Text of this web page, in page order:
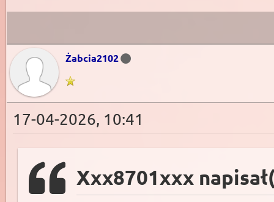
Żabcia2102
17-04-2026, 10:41
Xxx8701xxx